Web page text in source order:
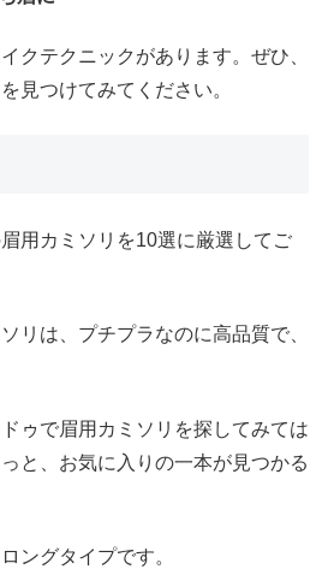
クテクニックがあります。ぜひ、
見つけてみてください。
用カミソリを10選に厳選してご
リは、プチプラなのに高品質で、
ゥで眉用カミソリを探してみては
と、お気に入りの一本が見つかる
ングタイプです。